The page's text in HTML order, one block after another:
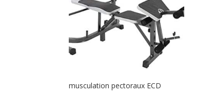
musculation pectoraux ECD